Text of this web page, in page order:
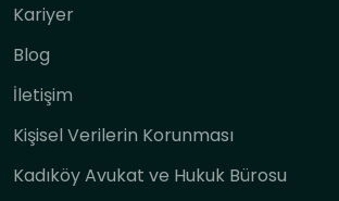
Kariyer
Blog
İletişim
Kişisel Verilerin Korunması
Kadıköy Avukat ve Hukuk Bürosu